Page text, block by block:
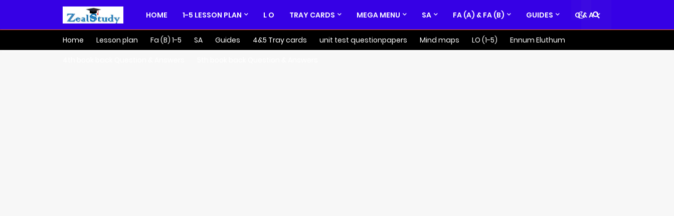
HOME 1-5 LESSON PLAN L O TRAY CARDS MEGA MENU SA FA (A) & FA (B) GUIDES Q & A
Home Lesson plan Fa (B) 1-5 SA Guides 4&5 Tray cards unit test questionpapers Mind maps LO (1-5)
Ennum Eluthum